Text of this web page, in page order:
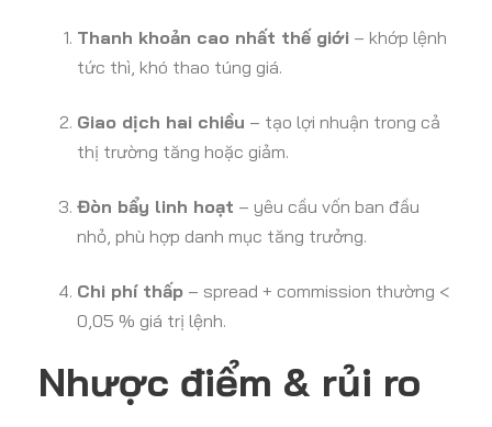
Thanh khoản cao nhất thế giới – khớp lệnh
tức thì, khó thao túng giá.
Giao dịch hai chiều – tạo lợi nhuận trong cả
thị trường tăng hoặc giảm.
Đòn bẩy linh hoạt – yêu cầu vốn ban đầu
nhỏ, phù hợp danh mục tăng trưởng.
Chi phí thấp – spread + commission thường <
0,05 % giá trị lệnh.
Nhược điểm & rủi ro